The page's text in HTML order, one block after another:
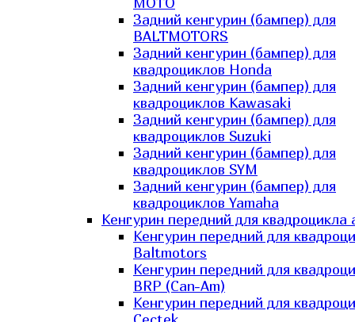
Задний кенгурин (бампер) для
BALTMOTORS
Задний кенгурин (бампер) для
квадроциклов Honda
Задний кенгурин (бампер) для
квадроциклов Kawasaki
Задний кенгурин (бампер) для
квадроциклов Suzuki
Задний кенгурин (бампер) для
квадроциклов SYM
Задний кенгурин (бампер) для
квадроциклов Yamaha
Кенгурин передний для квадроцикла
Кенгурин передний для
Baltmotors
Кенгурин передний для
BRP (Can-Am)
Кенгурин передний для